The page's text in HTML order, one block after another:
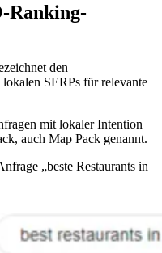
Ranking-
den
SERPs für relevante
mit lokaler Intention
auch Map Pack genannt.
„beste Restaurants in